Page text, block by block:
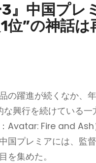
3』中国プ
位”の神話
の躍進が続くなか、
な興行を続けている
：Avatar: Fire and
国プレミアには、監
を集めた。